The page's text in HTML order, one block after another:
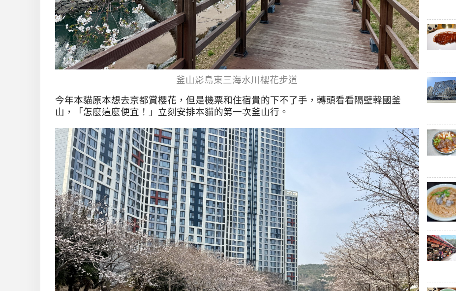
釜山影島東三海水川櫻花步道
今年本貓原本想去京都賞櫻花，但是機票和住宿貴的下不了手，轉頭看看隔壁韓國釜
山，「怎麼這麼便宜！」立刻安排本貓的第一次釜山行。